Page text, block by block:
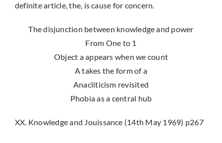
definite article, the, is cause for concern.
The disjunction between knowledge and power
From One to 1
Object a appears when we count
A takes the form of a
Anacliticism revisited
Phobia as a central hub
XX. Knowledge and Jouissance (14th May 1969) p267